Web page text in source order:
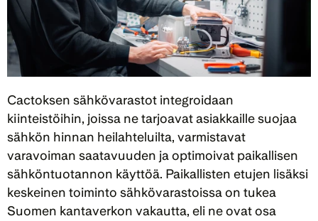
Cactoksen sähkövarastot integroidaan
kiinteistöihin, joissa ne tarjoavat asiakkaille suojaa
sähkön hinnan heilahteluilta, varmistavat
varavoiman saatavuuden ja optimoivat paikallisen
sähköntuotannon käyttöä. Paikallisten etujen lisäksi
keskeinen toiminto sähkövarastoissa on tukea
Suomen kantaverkon vakautta, eli ne ovat osa